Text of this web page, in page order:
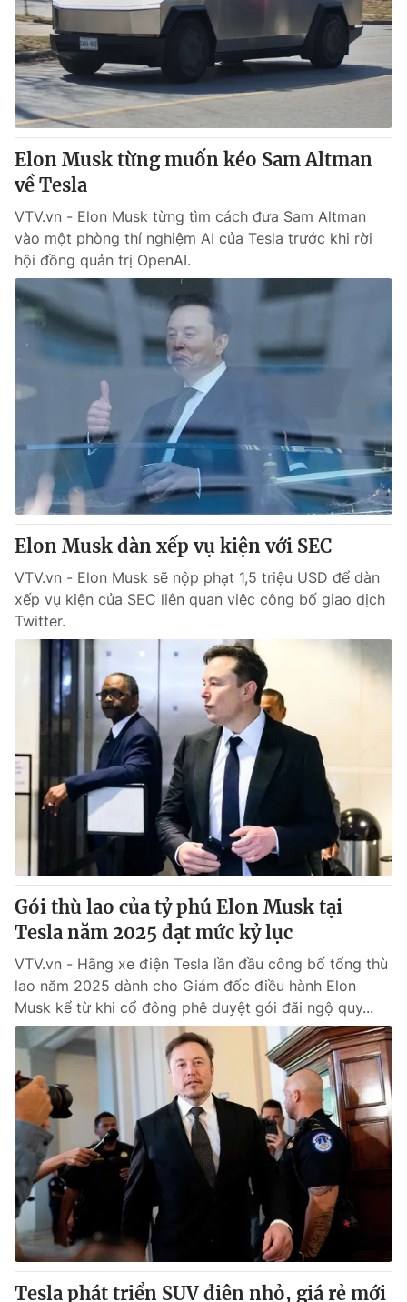
Cơ quan chủ quản:
Đài Truyền hình Việt Nam
Cơ quan báo chí:Thời báo VTV
Giấy phép hoạt động báo in và báo điện tử số 483/GP-BTTTT
cấp ngày 29/12/2023
Tổng Biên tập:Vũ Thanh Thủy
Phó Tổng Biên tập:Nguyễn Thị Mỹ Hạnh, Phạm Quốc Thắng,
Nguyễn Trọng Ninh
024.38 355 931 - 024.38 355 932
Ðiện thoại Thời báo VTV:024.66 897 897
Email:toasoan@vtv.vn
Liên hệ quảng cáo:024-7300.7108
® Cấm sao chép dưới mọi hình thức nếu không có sự chấp
thuận bằng văn bản. Ghi rõ nguồn VTV.vn khi phát hành lại
thông tin từ website này.
Elon Musk từng muốn kéo Sam Altman
về Tesla
VTV.vn - Elon Musk từng tìm cách đưa Sam Altman
vào một phòng thí nghiệm AI của Tesla trước khi rời
hội đồng quản trị OpenAI.
Elon Musk dàn xếp vụ kiện với SEC
VTV.vn - Elon Musk sẽ nộp phạt 1,5 triệu USD để dàn
xếp vụ kiện của SEC liên quan việc công bố giao dịch
Twitter.
Gói thù lao của tỷ phú Elon Musk tại
Tesla năm 2025 đạt mức kỷ lục
VTV.vn - Hãng xe điện Tesla lần đầu công bố tổng thù
lao năm 2025 dành cho Giám đốc điều hành Elon
Musk kể từ khi cổ đông phê duyệt gói đãi ngộ quy...
Tesla phát triển SUV điện nhỏ, giá rẻ mới